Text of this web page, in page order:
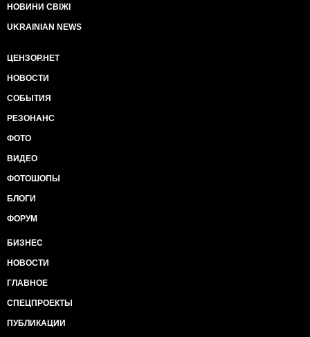
НОВИНИ СВІЖІ
UKRAINIAN NEWS
ЦЕНЗОР.НЕТ
НОВОСТИ
СОБЫТИЯ
РЕЗОНАНС
ФОТО
ВИДЕО
ФОТОШОПЫ
БЛОГИ
ФОРУМ
БИЗНЕС
НОВОСТИ
ГЛАВНОЕ
СПЕЦПРОЕКТЫ
ПУБЛИКАЦИИ